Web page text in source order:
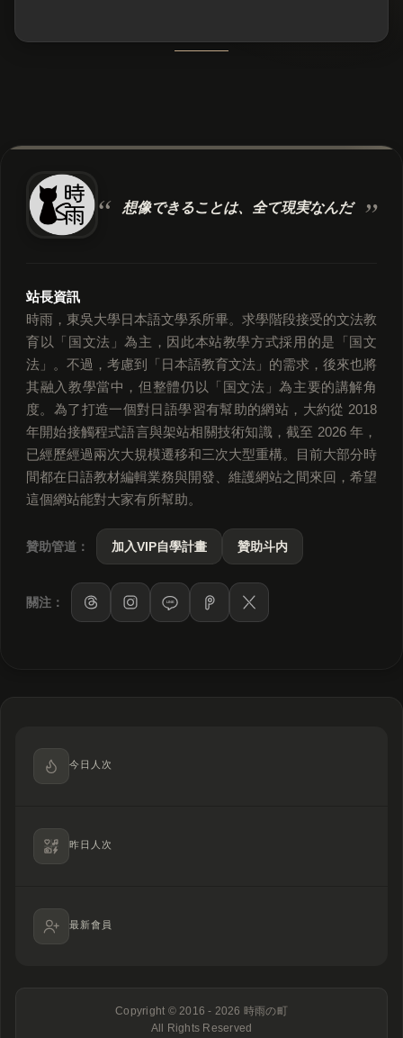
想像できることは、 全て現実なんだ
站長資訊
時雨，東吳大學日本語文學系所畢。求學階段接受的文法教
育以「国文法」為主，因此本站教學方式採用的是「国文
法」。不過，考慮到「日本語教育文法」的需求，後來也將
其融入教學當中，但整體仍以「国文法」為主要的講解角
度。為了打造一個對日語學習有幫助的網站，大約從 2018
年開始接觸程式語言與架站相關技術知識，截至 2026 年，
已經歷經過兩次大規模遷移和三次大型重構。目前大部分時
間都在日語教材編輯業務與開發、維護網站之間來回，希望
這個網站能對大家有所幫助。
贊助管道： 加入VIP自學計畫 贊助斗内
關注： LINE
今日人次
昨日人次
最新會員
Copyright © 2016 - 2026 時雨の町
All Rights Reserved